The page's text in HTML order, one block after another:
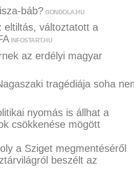
báb? GONDOLA.HU
eltiltás, változtatott a
INFOSTART.HU
az erdélyi magyar
tragédiája soha
nyomás is állhat a
csökkenése mögött
a Sziget megmentéséről
beszélt az